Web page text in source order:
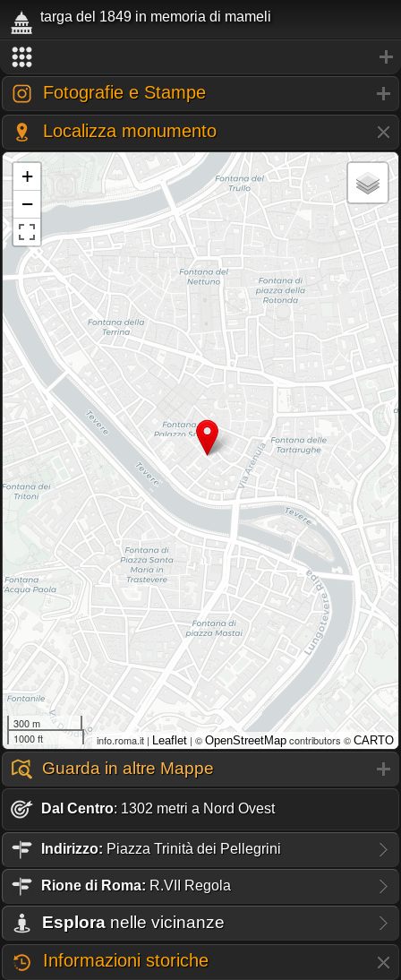
targa del 1849 in memoria di mameli
Fotografie e Stampe
Localizza monumento
+
−
300 m
1000 ft
info.roma.it | Leaflet | © OpenStreetMap contributors © CARTO
Guarda in altre Mappe
Dal Centro: 1302 metri a Nord Ovest
Indirizzo: Piazza Trinità dei Pellegrini
Rione di Roma: R.VII Regola
Esplora nelle vicinanze
Informazioni storiche